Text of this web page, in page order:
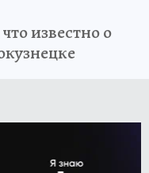
известно о